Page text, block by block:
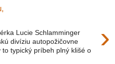
›
Lucie Schlamminger
divíziu autopožičovne
to typický príbeh plný klišé o